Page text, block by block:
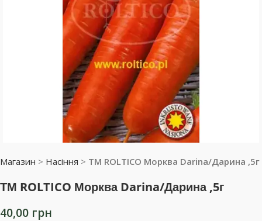
Магазин > Насіння > ТМ ROLTICO Морква Darina/Дарина ,5г
ТМ ROLTICO Морква Darina/Дарина ,5г
40,00 грн